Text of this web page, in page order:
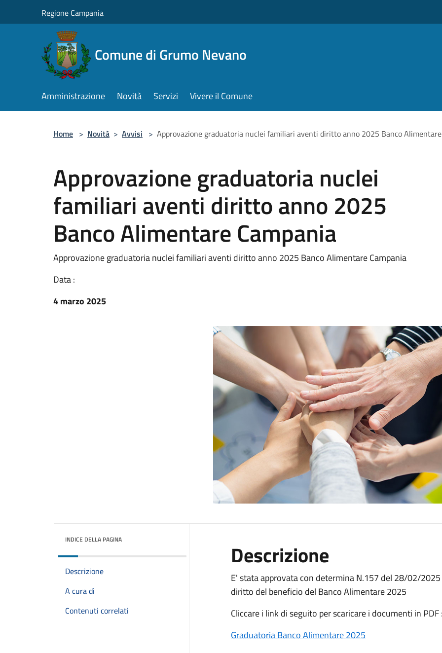
Regione Campania
Comune di Grumo Nevano
Amministrazione Novità Servizi Vivere il Comune
Home > Novità > Avvisi > Approvazione graduatoria nuclei familiari aventi diritto anno 2025 Banco
Approvazione graduatoria nuclei
familiari aventi diritto anno 2025
Banco Alimentare Campania
Approvazione graduatoria nuclei familiari aventi diritto anno 2025 Banco Alimentare Campania
Data :
4 marzo 2025
INDICE DELLA PAGINA
Descrizione
A cura di
Contenuti correlati
Descrizione
E' stata approvata con determina N.157 del 28/02/
diritto del beneficio del Banco Alimentare 2025
Cliccare i link di seguito per scaricare i documenti in PDF
Graduatoria Banco Alimentare 2025